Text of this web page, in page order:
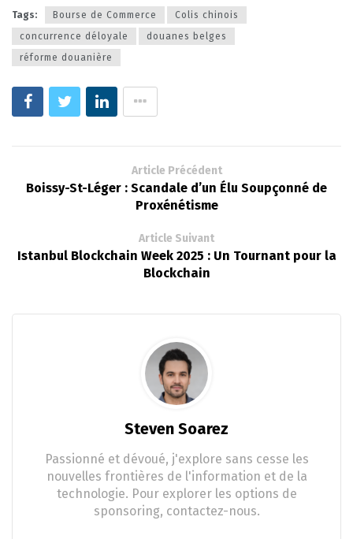
Tags: Bourse de Commerce
Colis chinois
concurrence déloyale
douanes belges
réforme douanière
Article Précédent
Boissy-St-Léger : Scandale d’un Élu Soupçonné de
Proxénétisme
Article Suivant
Istanbul Blockchain Week 2025 : Un Tournant pour la
Blockchain
Steven Soarez
Passionné et dévoué, j'explore sans cesse les
nouvelles frontières de l'information et de la
technologie. Pour explorer les options de
sponsoring, contactez-nous.